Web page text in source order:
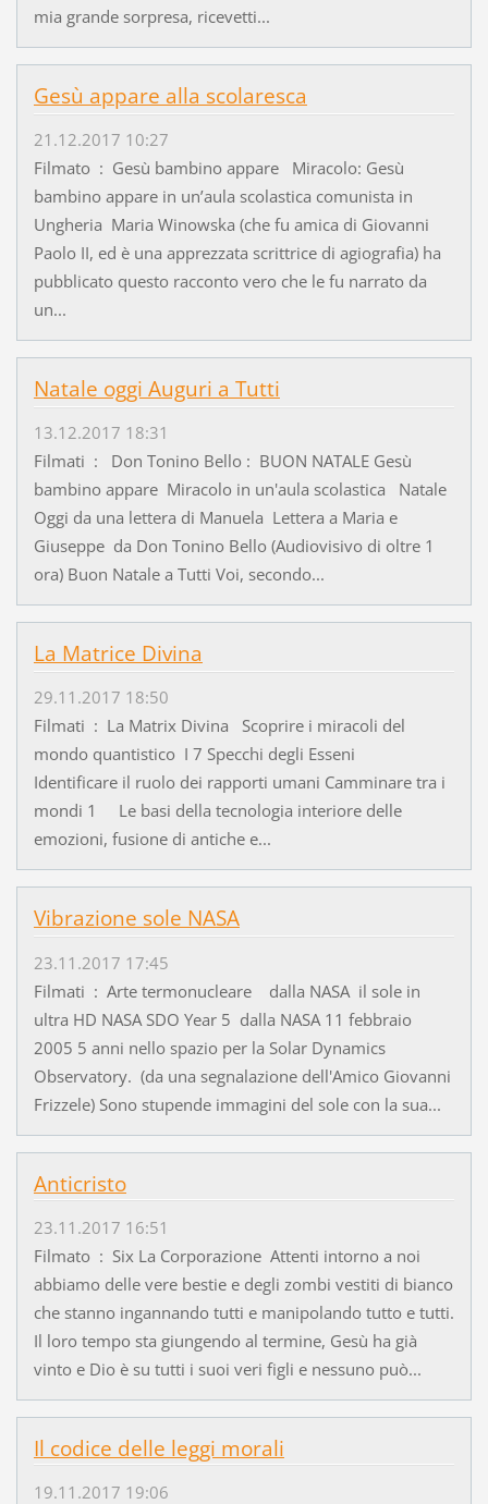
mia grande sorpresa, ricevetti...
Gesù appare alla scolaresca
21.12.2017 10:27
Filmato : Gesù bambino appare Miracolo: Gesù
bambino appare in un’aula scolastica comunista in
Ungheria Maria Winowska (che fu amica di Giovanni
Paolo II, ed è una apprezzata scrittrice di agiografia) ha
pubblicato questo racconto vero che le fu narrato da
un...
Natale oggi Auguri a Tutti
13.12.2017 18:31
Filmati : Don Tonino Bello : BUON NATALE Gesù
bambino appare Miracolo in un'aula scolastica Natale
Oggi da una lettera di Manuela Lettera a Maria e
Giuseppe da Don Tonino Bello (Audiovisivo di oltre 1
ora) Buon Natale a Tutti Voi, secondo...
La Matrice Divina
29.11.2017 18:50
Filmati : La Matrix Divina Scoprire i miracoli del
mondo quantistico I 7 Specchi degli Esseni
Identificare il ruolo dei rapporti umani Camminare tra i
mondi 1 Le basi della tecnologia interiore delle
emozioni, fusione di antiche e...
Vibrazione sole NASA
23.11.2017 17:45
Filmati : Arte termonucleare dalla NASA il sole in
ultra HD NASA SDO Year 5 dalla NASA 11 febbraio
2005 5 anni nello spazio per la Solar Dynamics
Observatory. (da una segnalazione dell'Amico Giovanni
Frizzele) Sono stupende immagini del sole con la sua...
Anticristo
23.11.2017 16:51
Filmato : Six La Corporazione Attenti intorno a noi
abbiamo delle vere bestie e degli zombi vestiti di bianco
che stanno ingannando tutti e manipolando tutto e tutti.
Il loro tempo sta giungendo al termine, Gesù ha già
vinto e Dio è su tutti i suoi veri figli e nessuno può...
Il codice delle leggi morali
19.11.2017 19:06